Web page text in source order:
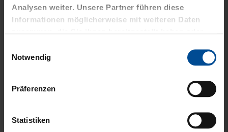
Analysen weiter. Unsere Partner führen diese
Informationen möglicherweise mit weiteren Daten
gesammelt haben.
Notwendig
Präferenzen
Statistiken
Neu